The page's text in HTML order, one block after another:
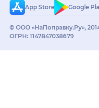
App Store
Google
© ООО «НаПоправку.Ру»,
ОГРН: 1147847038679